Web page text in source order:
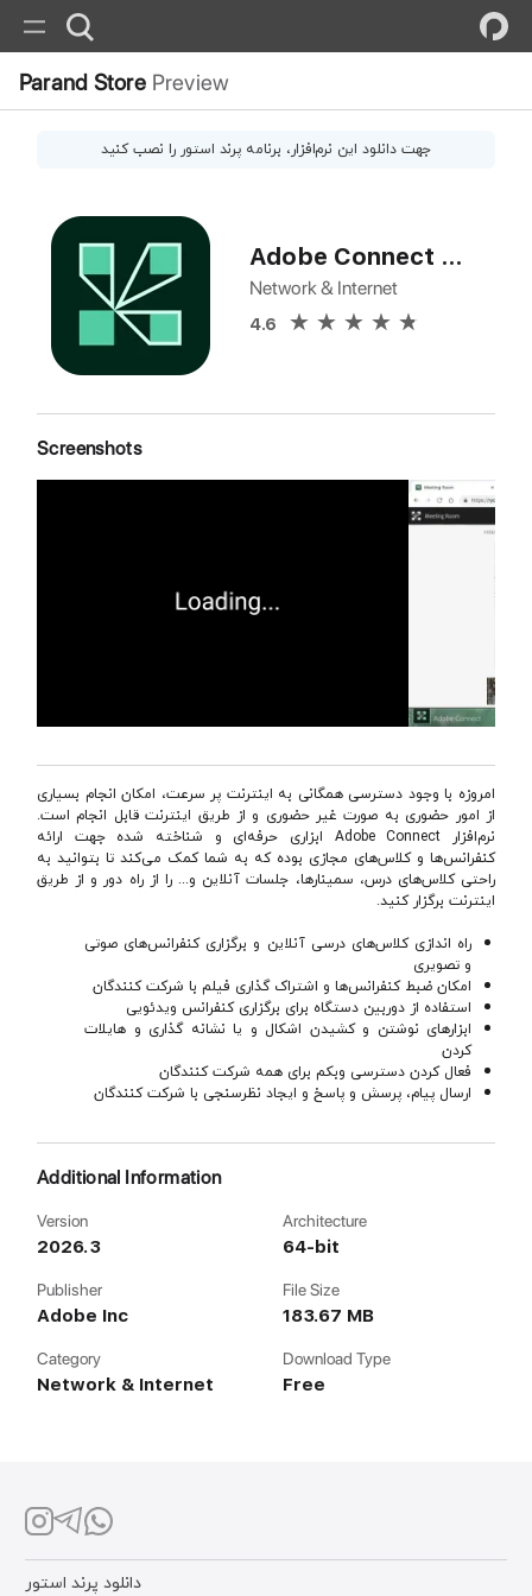
Parand Store Preview
جهت دانلود این نرم‌افزار، برنامه پرند استور را نصب کنید
Adobe Connect Client
Network & Internet
4.6
Screenshots
امروزه با وجود دسترسی همگانی به اینترنت پر سرعت، امکان انجام بسیاری
از امور حضوری به صورت غیر حضوری و از طریق اینترنت قابل انجام است.
نرم‌افزار Adobe Connect ابزاری حرفه‌ای و شناخته شده جهت ارائه
کنفرانس‌ها و کلاس‌های مجازی بوده که به شما کمک می‌کند تا بتوانید به
راحتی کلاس‌های درس، سمینارها، جلسات آنلاین و... را از راه دور و از طریق
اینترنت برگزار کنید.
راه اندازی کلاس‌های درسی آنلاین و برگزاری کنفرانس‌های صوتی
و تصویری
امکان ضبط کنفرانس‌ها و اشتراک گذاری فیلم با شرکت کنندگان
استفاده از دوربین دستگاه برای برگزاری کنفرانس ویدئویی
ابزارهای نوشتن و کشیدن اشکال و یا نشانه گذاری و هایلات
کردن
فعال کردن دسترسی وبکم برای همه شرکت کنندگان
ارسال پیام، پرسش و پاسخ و ایجاد نظرسنجی با شرکت کنندگان
Additional Information
Version
2026.3
Architecture
64-bit
Publisher
Adobe Inc
File Size
183.67 MB
Category
Network & Internet
Download Type
Free
دانلود پرند استور